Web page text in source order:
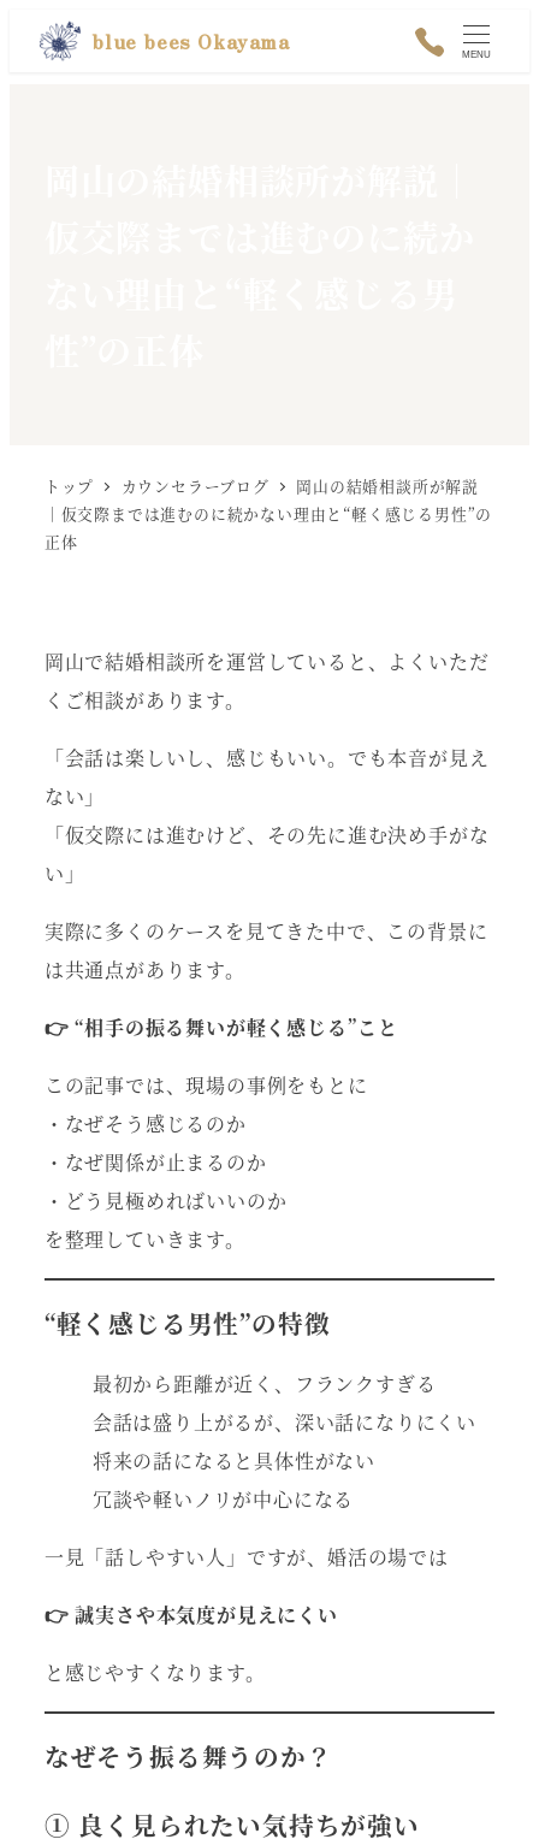
blue bees Okayama MENU
トップ カウンセラーブログ
岡山の結婚相談所が解説
｜仮交際までは進むのに続かない理由と“軽く感じる男性”の
正体
岡山で結婚相談所を運営していると、よくいただ
くご相談があります。
「会話は楽しいし、感じもいい。でも本音が見え
ない」
「仮交際には進むけど、その先に進む決め手がな
い」
実際に多くのケースを見てきた中で、この背景に
は共通点があります。
👉 “相手の振る舞いが軽く感じる”こと
この記事では、現場の事例をもとに
・なぜそう感じるのか
・なぜ関係が止まるのか
・どう見極めればいいのか
を整理していきます。
“軽く感じる男性”の特徴
最初から距離が近く、フランクすぎる
会話は盛り上がるが、深い話になりにくい
将来の話になると具体性がない
冗談や軽いノリが中心になる
一見「話しやすい人」ですが、婚活の場では
👉 誠実さや本気度が見えにくい
と感じやすくなります。
なぜそう振る舞うのか？
① 良く見られたい気持ちが強い